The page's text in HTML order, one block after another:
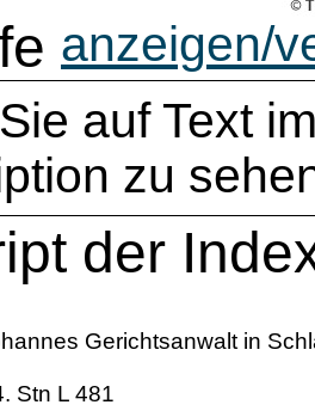
anzeigen/
auf Text
zu
der
Gerichtsanwalt in
Stn L 481